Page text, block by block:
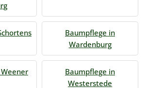
Baumpflege in
Wardenburg
Baumpflege in
Westerstede